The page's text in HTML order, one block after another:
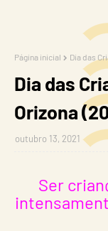
Página inicial Dia das
Dia das
Orizona
outubro 13, 2021
Ser